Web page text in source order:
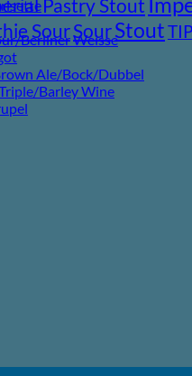
Berliner Weisse
Ale/Bock/Dubbel
Barley Wine
Pastry Stout
SourSourStout